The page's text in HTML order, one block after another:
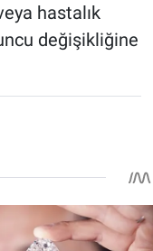
hastalık
değişikliğine